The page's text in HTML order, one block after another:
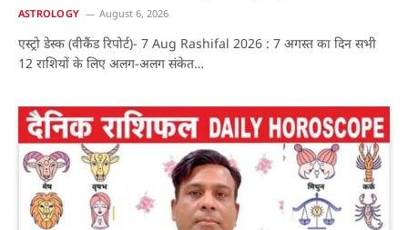
ASTROLOGY August 6, 2026
एस्ट्रो डेस्क (वीकैंड रिपोर्ट)- 7 Aug Rashifal 2026 : 7 अगस्त का दिन सभी
12 राशियों के लिए अलग-अलग संकेत…